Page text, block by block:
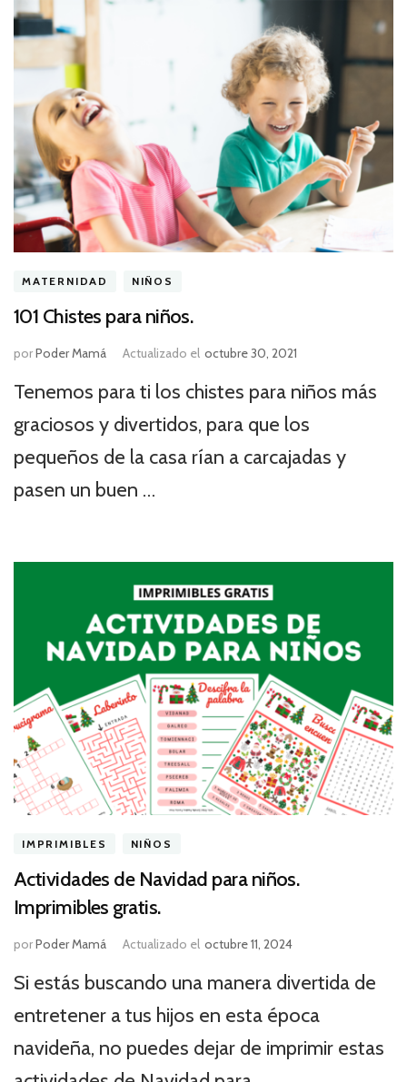
MATERNIDAD NIÑOS
101 Chistes para niños.
porPoder Mamá Actualizado el octubre 30, 2021
Tenemos para ti los chistes para niños más
graciosos y divertidos, para que los
pequeños de la casa rían a carcajadas y
pasen un buen …
IMPRIMIBLES NIÑOS
Actividades de Navidad para niños.
Imprimibles gratis.
porPoder Mamá Actualizado el octubre 11, 2024
Si estás buscando una manera divertida de
entretener a tus hijos en esta época
navideña, no puedes dejar de imprimir estas